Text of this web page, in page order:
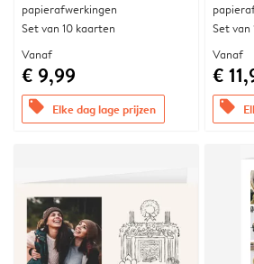
papierafwerkingen
Set van 10 kaarten
Vanaf
€ 9,99
offers Elke dag lage prijzen
Set van
Vanaf
€
offers